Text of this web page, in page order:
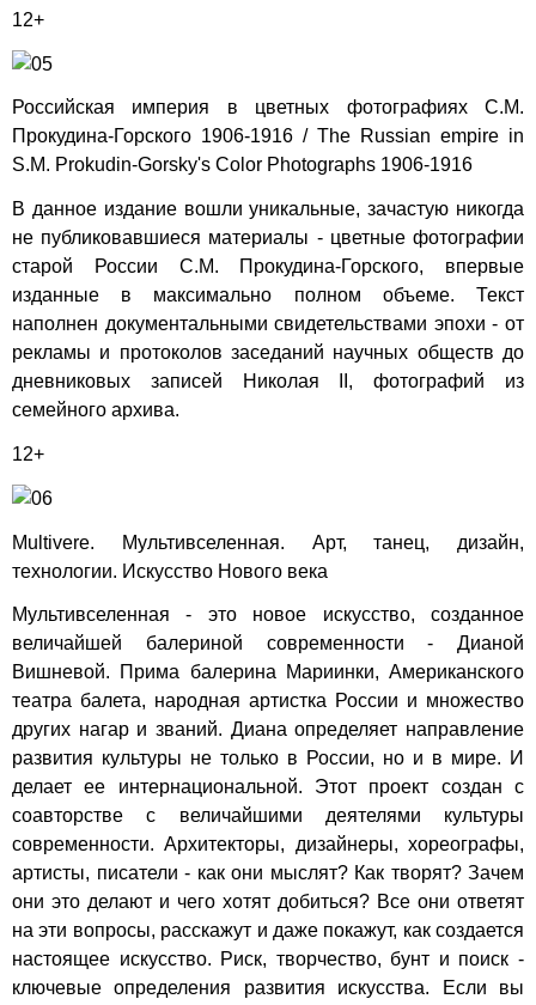
12+
Российская империя в цветных фотографиях С.М.
Прокудина-Горского 1906-1916 / The Russian empire in
S.M. Prokudin-Gorsky's Color Photographs 1906-1916
В данное издание вошли уникальные, зачастую никогда
не публиковавшиеся материалы - цветные фотографии
старой России С.М. Прокудина-Горского, впервые
изданные в максимально полном объеме. Текст
наполнен документальными свидетельствами эпохи - от
рекламы и протоколов заседаний научных обществ до
дневниковых записей Николая II, фотографий из
семейного архива.
12+
Multivere. Мультивселенная. Арт, танец, дизайн,
технологии. Искусство Нового века
Мультивселенная - это новое искусство, созданное
величайшей балериной современности - Дианой
Вишневой. Прима балерина Мариинки, Американского
театра балета, народная артистка России и множество
других нагар и званий. Диана определяет направление
развития культуры не только в России, но и в мире. И
делает ее интернациональной. Этот проект создан с
соавторстве с величайшими деятелями культуры
современности. Архитекторы, дизайнеры, хореографы,
артисты, писатели - как они мыслят? Как творят? Зачем
они это делают и чего хотят добиться? Все они ответят
на эти вопросы, расскажут и даже покажут, как создается
настоящее искусство. Риск, творчество, бунт и поиск -
ключевые определения развития искусства. Если вы